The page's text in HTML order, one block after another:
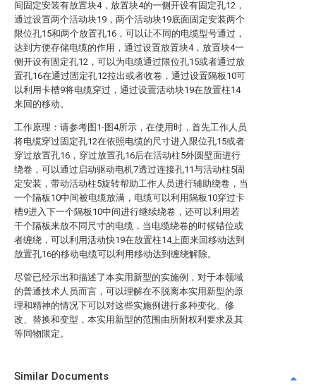
间固定安装有放置块4，放置块4的一侧开设有固定孔12，
通过设置两个活动块19，两个活动块19底面固定安装两个
限位孔15和两个放置孔16，可以让不同的电缆型号通过，
达到方便存储电缆的作用，通过设置放置块4，放置块4一
侧开设有固定孔12，可以为电缆通过限位孔15或者通过放
置孔16在通过固定孔12拉出或者收卷，通过设置隔板10可
以利用卡槽9将电缆穿过，通过设置活动块19在放置柱14
来回的移动。
工作原理：请参考图1-图4所示，在使用时，首先工作人员
将电缆穿过固定孔12在依照电缆的尺寸进入限位孔15或者
穿过放置孔16，穿过放置孔16后在活动柱5外圆壁面进行
绕卷，可以通过启动驱动电机7透过连接孔11与活动柱5固
定安装，带动活动柱5旋转帮助工作人员进行辅助绕卷，当
一个隔板10中间被电缆放满，电缆可以利用隔板10穿过卡
槽9进入下一个隔板10中间进行继续绕卷，还可以利用若
干个隔板来放不同尺寸的电缆，当电缆绕卷的时候错位或
者缠绕，可以利用活动快19在放置柱14上面来回移动达到
放置孔16的移动电缆可以利用移动达到缠绕解除。
尽管已经示出和描述了本实用新型的实施例，对于本领域
的普通技术人员而言，可以理解在不脱离本实用新型的原
理和精神的情况下可以对这些实施例进行多种变化、修
改、替换和变型，本实用新型的范围由所附权利要求及其
等同物限定。
Similar Documents